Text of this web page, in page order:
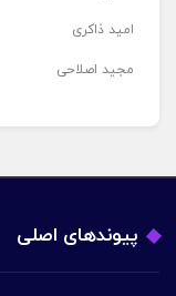
امید ذاکری
مجید اصلاحی
پیوندهای اصلی